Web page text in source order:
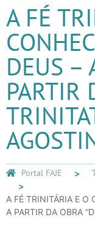
A FÉ
DEUS –
PARTIR
Portal FAJE
A FÉ TRINITÁRIA E O
A PARTIR DA OBRA